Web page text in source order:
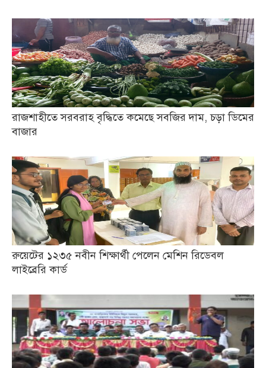
রাজশাহীতে সরবরাহ বৃদ্ধিতে কমেছে সবজির দাম, চড়া ডিমের
বাজার
রুয়েটের ১২৩৫ নবীন শিক্ষার্থী পেলেন মেশিন রিডেবল
লাইব্রেরি কার্ড